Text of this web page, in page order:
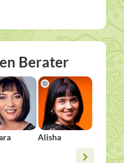
Berater
Alisha